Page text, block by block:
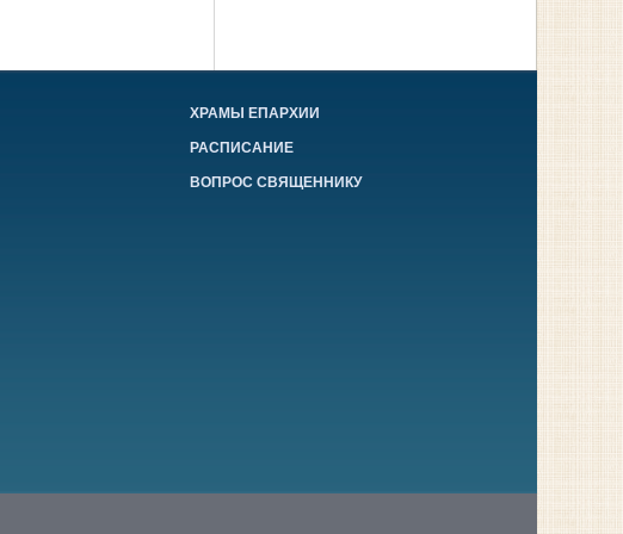
ХРАМЫ ЕПАРХИИ
РАСПИСАНИЕ
ВОПРОС СВЯЩЕННИКУ